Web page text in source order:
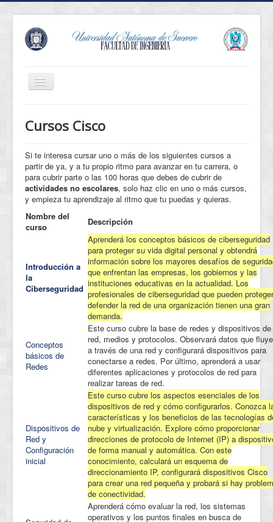
Cambiar
navegación
Eventos
Conócenos
Oferta Educativa
Estudiantes
Egresados
Cursos Cisco
Si te interesa cursar uno o más de los siguientes cursos a
partir de ya, y a tu propio ritmo para avanzar en tu carrera, o
para cubrir parte o las 100 horas que debes de cubrir de
actividades no escolares, solo haz clic en uno o más cursos,
y empieza tu aprendizaje al ritmo que tu puedas y quieras.
Nombre del
curso
Descripción
Introducción a
la
Ciberseguridad
Aprenderá los conceptos básicos de ciberseguridad
para proteger su vida digital personal y obtendrá
información sobre los mayores desafíos de
que enfrentan las empresas, los gobiernos y las
instituciones educativas en la actualidad. Los
profesionales de ciberseguridad que pueden
defender la red de una organización tienen una gran
demanda.
Conceptos
básicos de
Redes
Este curso cubre la base de redes y dispositivos de
red, medios y protocolos. Observará datos que
a través de una red y configurará dispositivos para
conectarse a redes. Por último, aprenderá a usar
diferentes aplicaciones y protocolos de red para
realizar tareas de red.
Dispositivos de
Red y
Configuración
inicial
Este curso cubre los aspectos esenciales de los
dispositivos de red y cómo configurarlos. Conozca
características y los beneficios de las tecnologías
nube y virtualización. Explore cómo proporcionar
direcciones de protocolo de Internet (IP) a
de forma manual y automática. Con este
conocimiento, calculará un esquema de
direccionamiento IP, configurará dispositivos Cisco
para crear una red pequeña y probará si hay
de conectividad.
Aprenderá cómo evaluar la red, los sistemas
operativos y los puntos finales en busca de